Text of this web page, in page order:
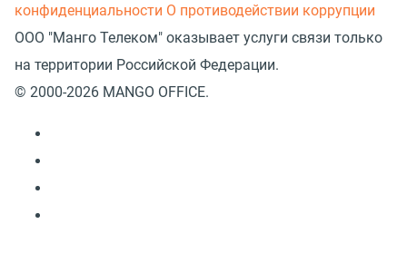
конфиденциальности О противодействии коррупции
ООО "Манго Телеком" оказывает услуги связи только
на территории Российской Федерации.
© 2000-2026 MANGO OFFICE.